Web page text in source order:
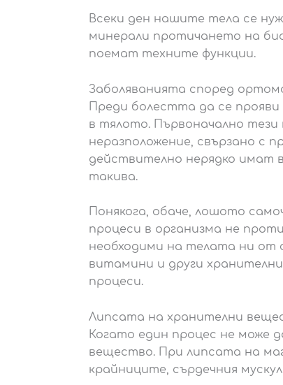
Всеки ден нашите тела се
минерали протичането на
поемат техните функции.
Заболяванията според
Преди болестта да се
в тялото. Първоначално
неразположение, свързано с
действително нерядко имат
такива.
Понякога, обаче, лошото
процеси в организма не
необходими на телата ни от
витамини и други
процеси.
Липсата на хранителни
Когато един процес не може
вещество. При липсата на
крайниците, сърдечния